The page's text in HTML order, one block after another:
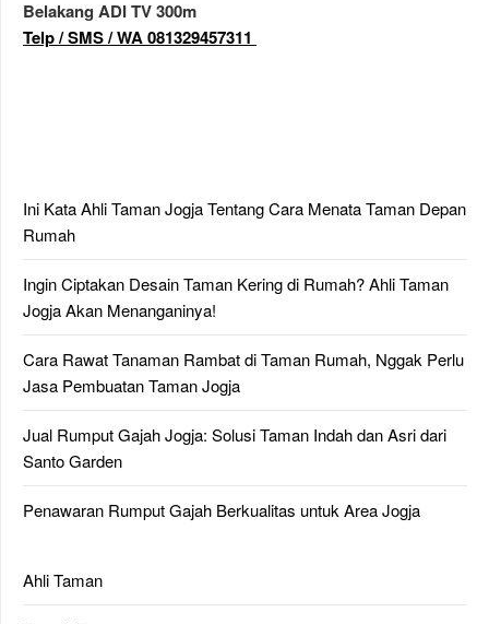
Belakang ADI TV 300m
Telp / SMS / WA 081329457311
Ini Kata Ahli Taman Jogja Tentang Cara Menata Taman Depan
Rumah
Ingin Ciptakan Desain Taman Kering di Rumah? Ahli Taman
Jogja Akan Menanganinya!
Cara Rawat Tanaman Rambat di Taman Rumah, Nggak Perlu
Jasa Pembuatan Taman Jogja
Jual Rumput Gajah Jogja: Solusi Taman Indah dan Asri dari
Santo Garden
Penawaran Rumput Gajah Berkualitas untuk Area Jogja
Ahli Taman